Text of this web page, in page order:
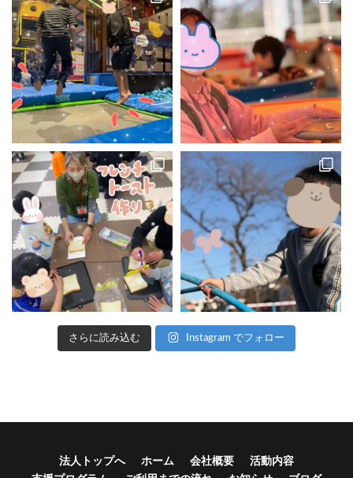
さらに読み込む Instagram でフォロー
法人トップへ ホーム 会社概要
活動内容